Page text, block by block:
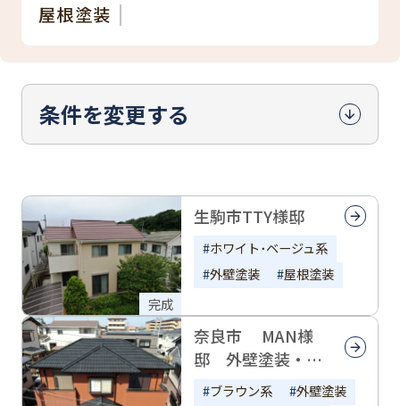
屋根塗装
条件を変更する
完成
生駒市TTY様邸
ホワイト･ベージュ系
外壁塗装
屋根塗装
奈良市 MAN様
邸 外壁塗装・屋
根塗装
ブラウン系
外壁塗装